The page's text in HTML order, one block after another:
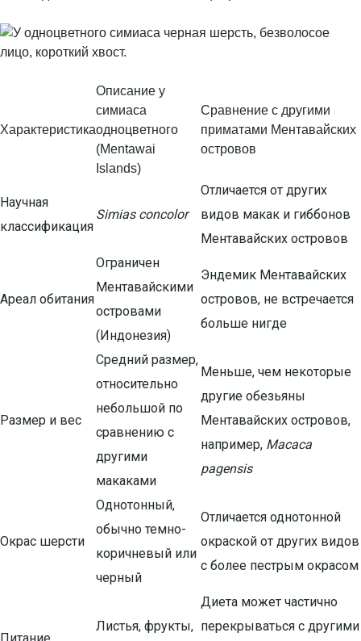
Характеристика
Описание у
симиаса
одноцветного
(Mentawai
Islands)
Сравнение с другими
приматами Ментавайских
островов
Научная
классификация
Simias concolor
Отличается от других
видов макак и гиббонов
Ментавайских островов
Ареал обитания
Ограничен
Ментавайскими
островами
(Индонезия)
Эндемик Ментавайских
островов, не встречается
больше нигде
Размер и вес
Средний размер,
относительно
небольшой по
сравнению с
другими
макаками
Меньше, чем некоторые
другие обезьяны
Ментавайских островов,
например, Macaca
pagensis
Окрас шерсти
Однотонный,
обычно темно-
коричневый или
черный
Отличается однотонной
окраской от других видов
с более пестрым окрасом
Листья, фрукты,
Диета может частично
перекрываться с другими